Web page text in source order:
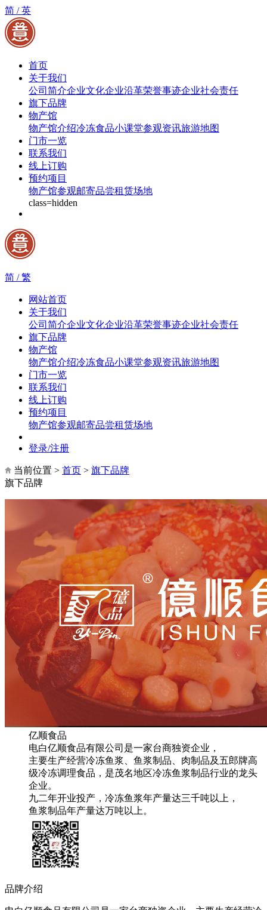
简 /英
首页
关于我们
公司简介企业文化企业沿革荣誉事迹企业社会责任
旗下品牌
物产馆
物产馆介绍冷冻食品小课堂参观资讯旅游地图
门市一览
联系我们
线上订购
预约项目
物产馆参观邮寄品尝租赁场地
class=hidden
简 /繁
网站首页
关于我们
公司简介企业文化企业沿革荣誉事迹企业社会责任
旗下品牌
物产馆
物产馆介绍冷冻食品小课堂参观资讯旅游地图
门市一览
联系我们
线上订购
预约项目
物产馆参观邮寄品尝租赁场地
登录/注册
当前位置 > 首页 > 旗下品牌
旗下品牌
亿顺食品
电白亿顺食品有限公司是一家台商独资企业，
主要生产经营冷冻鱼浆、鱼浆制品、肉制品及五郎牌高
级冷冻调理食品，是茂名地区冷冻鱼浆制品行业的龙头
企业。
九二年开业投产，冷冻鱼浆年产量达三千吨以上，
鱼浆制品年产量达万吨以上。
品牌介绍